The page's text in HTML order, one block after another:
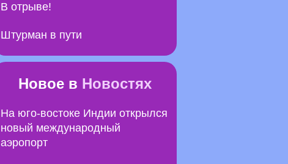
В отрыве!
Штурман в пути
Новое в Новостях
На юго-востоке Индии открылся
новый международный
аэропорт